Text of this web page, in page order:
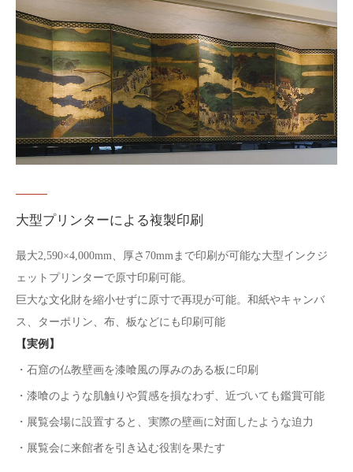
大型プリンターによる複製印刷
最大2,590×4,000mm、厚さ70mmまで印刷が可能な大型インクジ
ェットプリンターで原寸印刷可能。
巨大な文化財を縮小せずに原寸で再現が可能。和紙やキャンバ
ス、ターポリン、布、板などにも印刷可能
【実例】
・石窟の仏教壁画を漆喰風の厚みのある板に印刷
・漆喰のような肌触りや質感を損なわず、近づいても鑑賞可能
・展覧会場に設置すると、実際の壁画に対面したような迫力
・展覧会に来館者を引き込む役割を果たす